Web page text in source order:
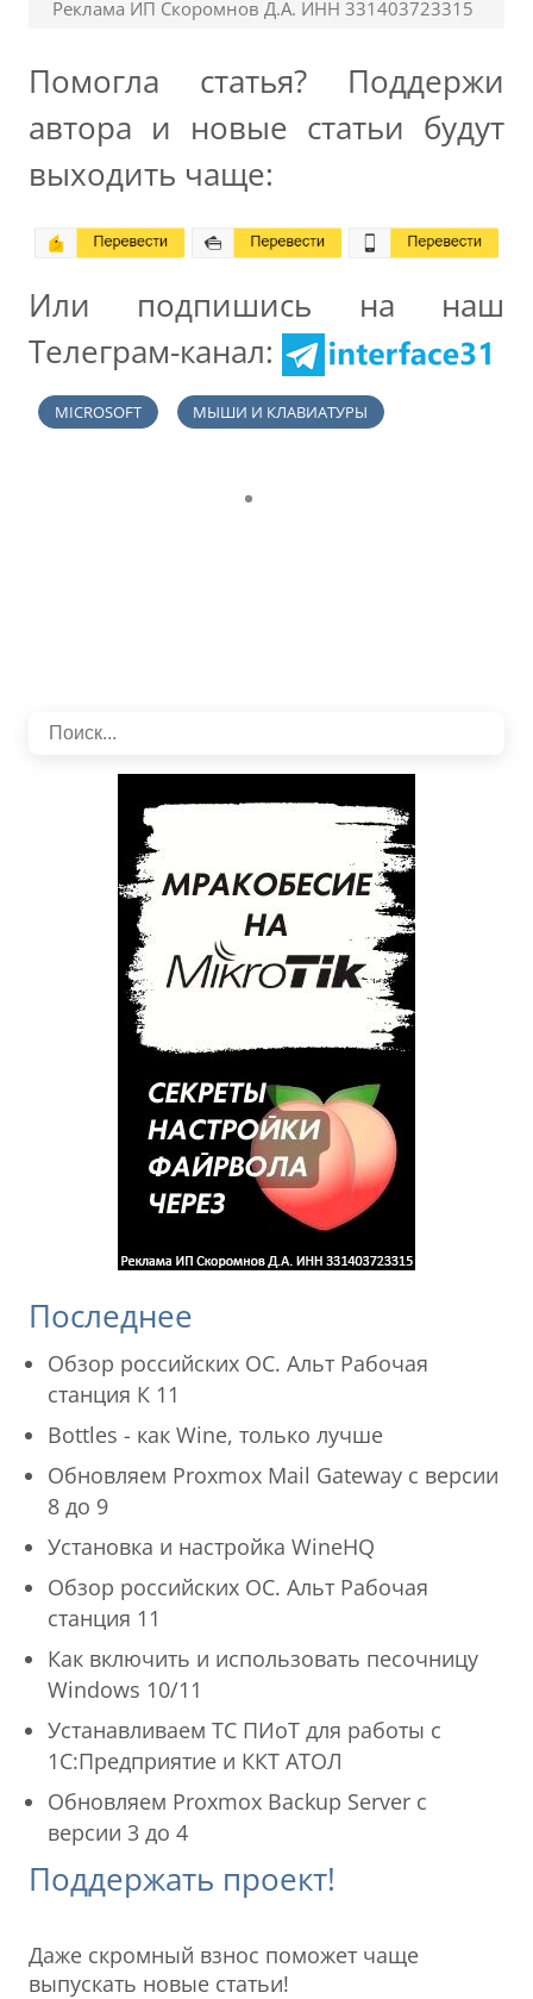
Реклама ИП Скоромнов Д.А. ИНН 331403723315
Помогла статья? Поддержи
автора и новые статьи будут
выходить чаще:
Или подпишись на наш
Телеграм-канал:
MICROSOFT МЫШИ И КЛАВИАТУРЫ
Последнее
Обзор российских ОС. Альт Рабочая
станция К 11
Bottles - как Wine, только лучше
Обновляем Proxmox Mail Gateway с версии
8 до 9
Установка и настройка WineHQ
Обзор российских ОС. Альт Рабочая
станция 11
Как включить и использовать песочницу
Windows 10/11
Устанавливаем ТС ПИоТ для работы с
1С:Предприятие и ККТ АТОЛ
Обновляем Proxmox Backup Server с
версии 3 до 4
Поддержать проект!
Даже скромный взнос поможет чаще
выпускать новые статьи!